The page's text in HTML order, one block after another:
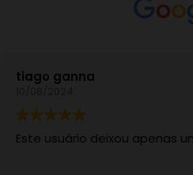
apenas uma avaliação.